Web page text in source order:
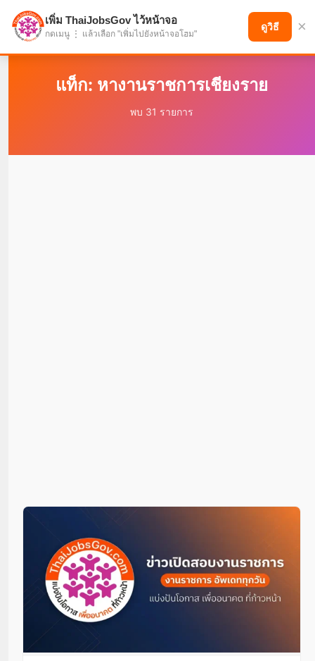
แบ่งปันโอกาส เพื่ออนาคตที่ก้าวหน้า
แท็ก: หางานราชการเชียงราย
พบ 31 รายการ
เพิ่ม ThaiJobsGov ไว้หน้าจอ
กดเมนู ⋮ แล้วเลือก "เพิ่มไปยังหน้าจอโฮม"
ดูวิธี ×